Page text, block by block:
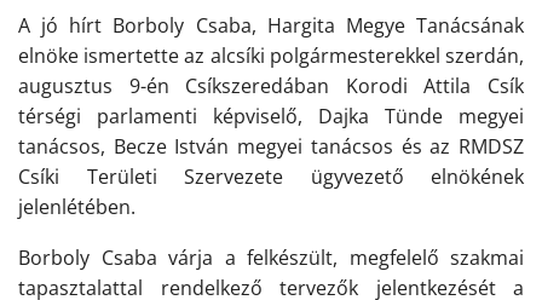
A jó hírt Borboly Csaba, Hargita Megye Tanácsának
elnöke ismertette az alcsíki polgármesterekkel szerdán,
augusztus 9-én Csíkszeredában Korodi Attila Csík
térségi parlamenti képviselő, Dajka Tünde megyei
tanácsos, Becze István megyei tanácsos és az RMDSZ
Csíki Területi Szervezete ügyvezető elnökének
jelenlétében.
Borboly Csaba várja a felkészült, megfelelő szakmai
tapasztalattal rendelkező tervezők jelentkezését a